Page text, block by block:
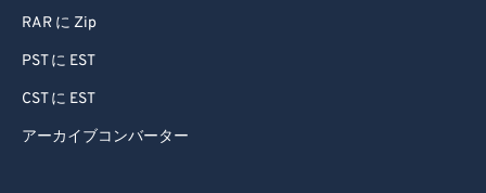
RAR に Zip
PST に EST
CST に EST
アーカイブコンバーター